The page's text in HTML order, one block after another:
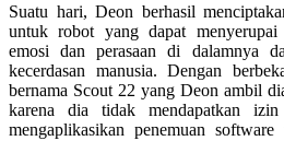
Suatu hari, Deon berhasil
untuk robot yang dapat menyerupai
emosi dan perasaan di dalamnya
kecerdasan manusia. Dengan
bernama Scout 22 yang Deon ambil
karena dia tidak mendapatkan
mengaplikasikan penemuan